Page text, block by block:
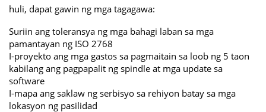
huli, dapat gawin ng mga tagagawa:
Suriin ang toleransya ng mga bahagi laban sa mga
pamantayan ng ISO 2768
I-proyekto ang mga gastos sa pagmaitain sa loob ng 5 taon
kabilang ang pagpapalit ng spindle at mga update sa
software
I-mapa ang saklaw ng serbisyo sa rehiyon batay sa mga
lokasyon ng pasilidad